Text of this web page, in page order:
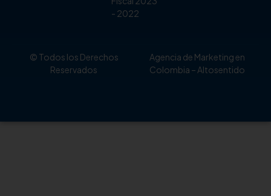
- 2022
© Todos los Derechos
Reservados
Agencia de Marketing en
Colombia – Altosentido